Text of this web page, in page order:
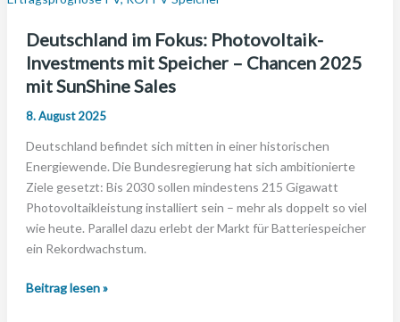
Deutschland im Fokus: Photovoltaik-
Investments mit Speicher – Chancen 2025
mit SunShine Sales
8. August 2025
Deutschland befindet sich mitten in einer historischen
Energiewende. Die Bundesregierung hat sich ambitionierte
Ziele gesetzt: Bis 2030 sollen mindestens 215 Gigawatt
Photovoltaikleistung installiert sein – mehr als doppelt so viel
wie heute. Parallel dazu erlebt der Markt für Batteriespeicher
ein Rekordwachstum.
Deutschland
Beitrag lesen »